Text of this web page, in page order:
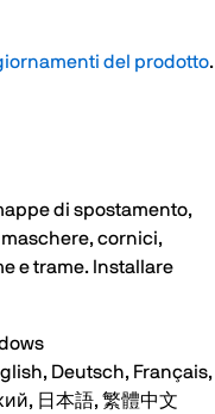
del prodotto.
di spostamento,
cornici,
e trame. Installare
Deutsch, Français,
日本語, 繁體中文